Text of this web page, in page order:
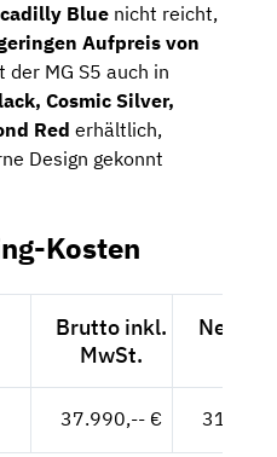
Blue nicht reicht,
Aufpreis von
der MG S5 auch in
Cosmic Silver,
Red erhältlich,
Design gekonnt
Kosten
Brutto inkl.
MwSt.
Netto
37.990,-- €